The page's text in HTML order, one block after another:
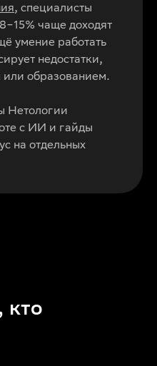
, специалисты
чаще доходят
умение работать
недостатки,
или образованием.
Нетологии
с ИИ и гайды
на отдельных
кто